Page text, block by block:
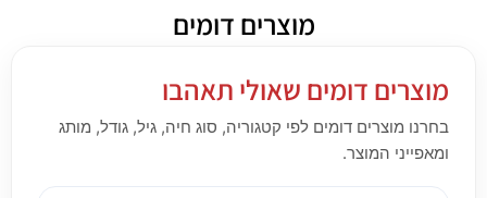
מוצרים דומים
מוצרים דומים שאולי תאהבו
בחרנו מוצרים דומים לפי קטגוריה, סוג חיה, גיל, גודל, מותג
ומאפייני המוצר.